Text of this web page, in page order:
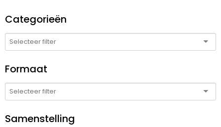
Categorieën
Formaat
Samenstelling